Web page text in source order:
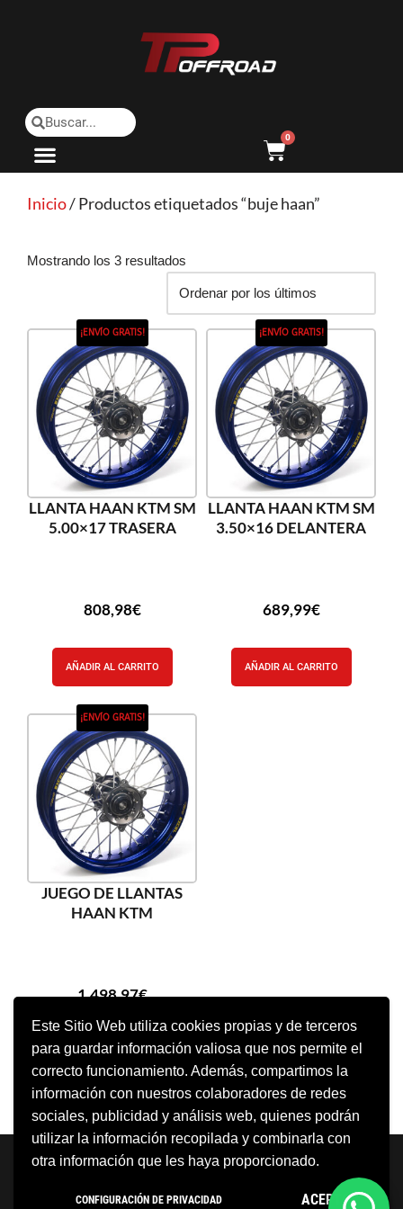
Este Sitio Web utiliza cookies propias y de terceros
para guardar información valiosa que nos permite el
correcto funcionamiento. Además, compartimos la
información con nuestros colaboradores de redes
sociales, publicidad y análisis web, quienes podrán
utilizar la información recopilada y combinarla con
otra información que les haya proporcionado.
CONFIGURACIÓN DE PRIVACIDAD ACEPTO
0
Inicio/ Productos etiquetados “buje haan”
Mostrando los 3 resultados
¡ENVÍO GRATIS!
LLANTA HAAN KTM SM
5.00×17 TRASERA
808,98€
AÑADIR AL CARRITO
¡ENVÍO GRATIS!
LLANTA HAAN KTM SM
3.50×16 DELANTERA
689,99€
AÑADIR AL CARRITO
¡ENVÍO GRATIS!
JUEGO DE LLANTAS
HAAN KTM
1.498,97€
AÑADIR AL CARRITO
Neve | Funciona gracias a WordPress